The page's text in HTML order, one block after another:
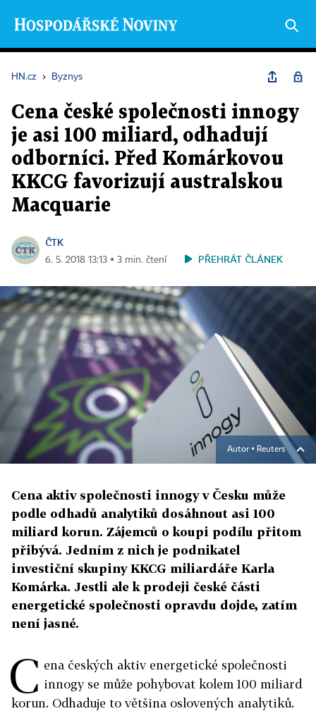
HN.cz › Byznys
Cena české společnosti innogy
je asi 100 miliard, odhadují
odborníci. Před Komárkovou
KKCG favorizují australskou
Macquarie
ČTK
6. 5. 2018 13:13 ▪ 3 min. čtení PŘEHRÁT ČLÁNEK
Autor ▪ Reuters
Cena aktiv společnosti innogy v Česku může
podle odhadů analytiků dosáhnout asi 100
miliard korun. Zájemců o koupi podílu přitom
přibývá. Jedním z nich je podnikatel
investiční skupiny KKCG miliardáře Karla
Komárka. Jestli ale k prodeji české části
energetické společnosti opravdu dojde, zatím
není jasné.
C ena českých aktiv energetické společnosti
innogy se může pohybovat kolem 100 miliard
korun. Odhaduje to většina oslovených analytiků.